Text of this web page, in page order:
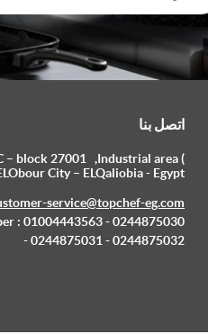
اتصل بنا
– block 27001 ,Industrial area (
City – ELQaliobia - Egypt
service@topchef-eg.com
: 01004443563 - 0244875030
- 0244875031 - 0244875032